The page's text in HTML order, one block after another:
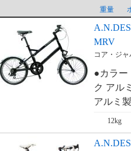
重量
MRV
コア・ジャ
●カラー
ク アル
アルミ
12kg